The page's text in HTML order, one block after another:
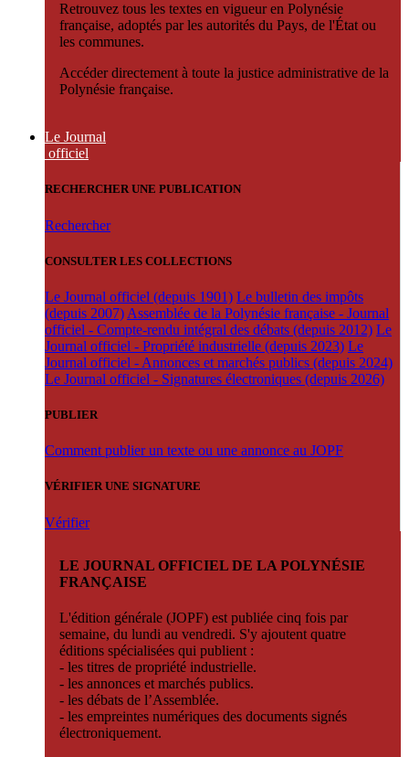
Retrouvez tous les textes en vigueur en Polynésie
française, adoptés par les autorités du Pays, de l'État ou
les communes.
Accéder directement à toute la justice administrative de la
Polynésie française.
Le Journal
officiel
RECHERCHER UNE PUBLICATION
Rechercher
CONSULTER LES COLLECTIONS
Le Journal officiel (depuis 1901) Le bulletin des impôts
(depuis 2007) Assemblée de la Polynésie française - Journal
officiel - Compte-rendu intégral des débats (depuis 2012) Le
Journal officiel - Propriété industrielle (depuis 2023) Le
Journal officiel - Annonces et marchés publics (depuis 2024)
Le Journal officiel - Signatures électroniques (depuis 2026)
PUBLIER
Comment publier un texte ou une annonce au JOPF
VÉRIFIER UNE SIGNATURE
Vérifier
LE JOURNAL OFFICIEL DE LA POLYNÉSIE
FRANÇAISE
L'édition générale (JOPF) est publiée cinq fois par
semaine, du lundi au vendredi. S'y ajoutent quatre
éditions spécialisées qui publient :
- les titres de propriété industrielle.
- les annonces et marchés publics.
- les débats de l’Assemblée.
- les empreintes numériques des documents signés
électroniquement.